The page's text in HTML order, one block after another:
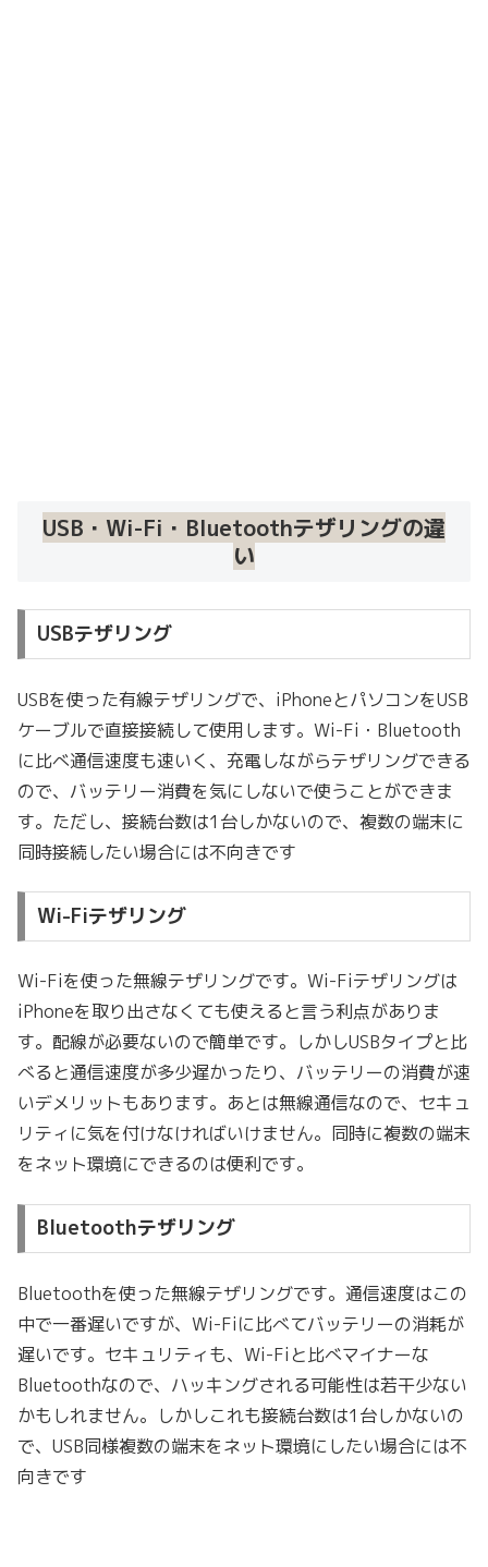
USB・Wi-Fi・Bluetoothテザリングの違
い
USBテザリング
USBを使った有線テザリングで、iPhoneとパソコンをUSB
ケーブルで直接接続して使用します。Wi-Fi・Bluetooth
に比べ通信速度も速いく 、 充電しながらテザリングできる
ので、バッテリー消費を気にしないで使うことができま
す。ただし、接続台数は1台しかないので、複数の端末に
同時接続したい場合には不向きです
Wi-Fiテザリング
Wi-Fiを使った無線テザリングです。Wi-Fiテザリングは
iPhoneを取り出さなくても使えると言う利点がありま
す。配線が必要ないので簡単です。しかしUSBタイプと比
べると通信速度が多少遅かったり、バッテリーの消費が速
いデメリットもあります。あとは無線通信なので、セキュ
リティに気を付けなければいけません。 同時に複数の端末
をネット環境にできるのは便利です。
Bluetoothテザリング
Bluetoothを使った無線テザリングです。通信速度はこの
中で一番遅いですが、Wi-Fiに比べてバッテリーの消耗が
遅いです。セキュリティも、Wi-Fiと比べマイナーな
Bluetoothなので、ハッキングされる可能性は若干少ない
かもしれません。しかしこれも接続台数は1台しかないの
で、USB同様複数の端末をネット環境にしたい場合には不
向きです